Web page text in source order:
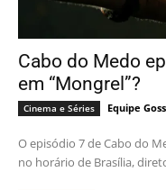
Cabo do Medo
em “Mongrel”?
Cinema e Séries Equipe
O episódio 7 de Cabo do
no horário de Brasília,